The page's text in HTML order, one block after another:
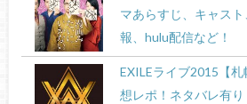
マあらすじ、キャス
報、hulu配信など！
EXILEライブ2015【
想レポ！ネタバレ有り